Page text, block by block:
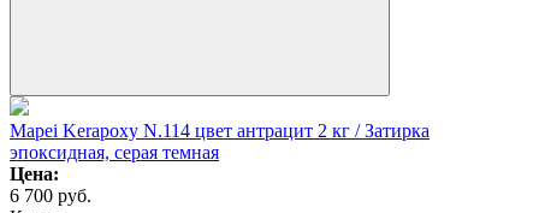
Mapei Kerapoxy N.114 цвет антрацит 2 кг / Затирка
эпоксидная, серая темная
Цена:
6 700 руб.